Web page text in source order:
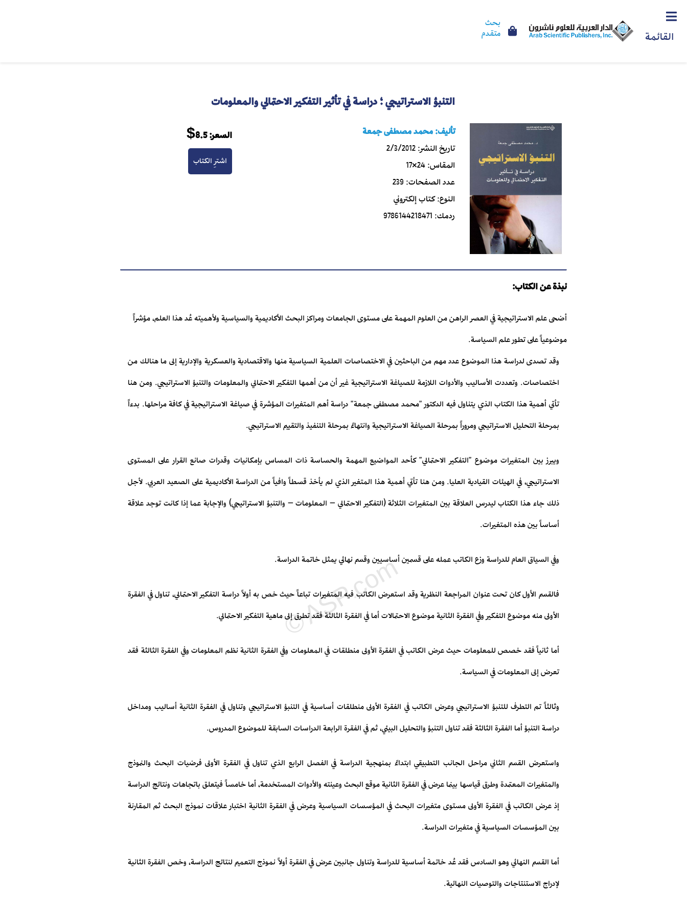
القائمة
بحث
متقدم
التنبؤ الاستراتيجي ؛ دراسة في تأثير التفكير الاحتمالي والمعلومات
تأليف:محمد مصطفى جمعة
تاريخ النشر:2/3/2012
المقاس:24×17
عدد الصفحات:239
النوع:كتاب إلكتروني
ردمك:9786144218471
السعر:8.5$
اشترِ الكتاب
نبذة عن الكتاب:
أضحى علم الاستراتيجية في العصر الراهن من العلوم المهمة على مستوى الجامعات ومراكز البحث الأكاديمية والسياسية ولأهميته عُد هذا العلم، مؤشراً
موضوعياً على تطور علم السياسة.
وقد تصدى لدراسة هذا الموضوع عدد مهم من الباحثين في الاختصاصات العلمية السياسية منها والاقتصادية والعسكرية والإدارية إلى ما هنالك من
اختصاصات. وتعددت الأساليب والأدوات اللازمة للصياغة الاستراتيجية غير أن من أهمها التفكير الاحتمالي والمعلومات والتنبؤ الاستراتيجي. ومن هنا
تأتي أهمية هذا الكتاب الذي يتناول فيه الدكتور "محمد مصطفى جمعة" دراسة أهم المتغيرات المؤشرة في صياغة الاستراتيجية في كافة مراحلها. بدءاً
بمرحلة التحليل الاستراتيجي ومروراً بمرحلة الصياغة الاستراتيجية وانتهاءً بمرحلة التنفيذ والتقييم الاستراتيجي.
ويبرز بين المتغيرات موضوع "التفكير الاحتمالي" كأحد المواضيع المهمة والحساسة ذات المساس بإمكانيات وقدرات صانع القرار على المستوى
الاستراتيجي، في الهيئات القيادية العليا. ومن هنا تأتي أهمية هذا المتغير الذي لم يأخذ قسطاً وافياً من الدراسة الأكاديمية على الصعيد العربي. لأجل
ذلك جاء هذا الكتاب ليدرس العلاقة بين المتغيرات الثلاثة (التفكير الاحتمالي – المعلومات – والتنبؤ الاستراتيجي) والإجابة عما إذا كانت توجد علاقة
أساساً بين هذه المتغيرات.
وفي السياق العام للدراسة وزع الكاتب عمله على قسمين أساسيين وقسم نهائي يمثل خاتمة الدراسة.
فالقسم الأول كان تحت عنوان المراجعة النظرية وقد استعرض الكاتب فيه المتغيرات تباعاً حيث خص به أولاً دراسة التفكير الاحتمالي، تناول في الفقرة
الأولى منه موضوع التفكير وفي الفقرة الثانية موضوع الاحتمالات أما في الفقرة الثالثة فقد تطرق إلى ماهية التفكير الاحتمالي.
أما ثانياً فقد خصص للمعلومات حيث عرض الكاتب في الفقرة الأولى منطلقات في المعلومات وفي الفقرة الثانية نظم المعلومات وفي الفقرة الثالثة فقد
تعرض إلى المعلومات في السياسة.
وثالثاً تم التطرف للتنبؤ الاستراتيجي وعرض الكاتب في الفقرة الأولى منطلقات أساسية في التنبؤ الاستراتيجي وتناول في الفقرة الثانية أساليب ومداخل
دراسة التنبؤ أما الفقرة الثالثة فقد تناول التنبؤ والتحليل البيئي، ثم في الفقرة الرابعة الدراسات السابقة للموضوع المدروس.
واستعرض القسم الثاني مراحل الجانب التطبيقي ابتداءً بمنهجية الدراسة في الفصل الرابع الذي تناول في الفقرة الأولى فرضيات البحث والنموذج
والمتغيرات المعتمدة وطرق قياسها بينما عرض في الفقرة الثانية موقع البحث وعينته والأدوات المستخدمة، أما خامساً فيتعلق باتجاهات ونتائج الدراسة
إذ عرض الكاتب في الفقرة الأولى مستوى متغيرات البحث في المؤسسات السياسية وعرض في الفقرة الثانية اختبار علاقات نموذج البحث ثم المقارنة
بين المؤسسات السياسية في متغيرات الدراسة.
أما القسم النهائي وهو السادس فقد عُد خاتمة أساسية للدراسة وتناول جانبين عرض في الفقرة أولاً نموذج التعميم لنتائج الدراسة، وخص الفقرة الثانية
لإدراج الاستنتاجات والتوصيات النهائية.